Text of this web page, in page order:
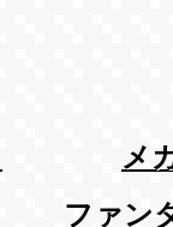
メ
ファン